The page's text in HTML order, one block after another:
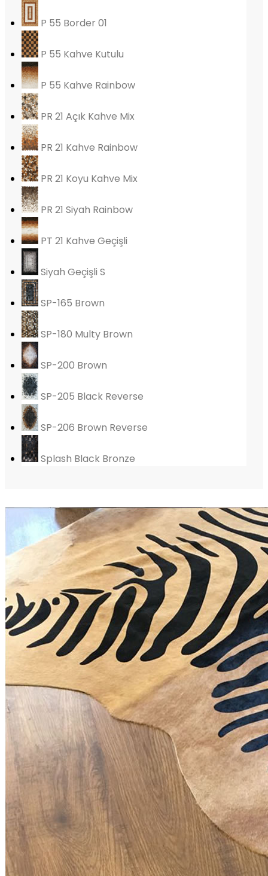
P 55 Border 01
P 55 Kahve Kutulu
P 55 Kahve Rainbow
PR 21 Açık Kahve Mix
PR 21 Kahve Rainbow
PR 21 Koyu Kahve Mix
PR 21 Siyah Rainbow
PT 21 Kahve Geçişli
Siyah Geçişli S
SP-165 Brown
SP-180 Multy Brown
SP-200 Brown
SP-205 Black Reverse
SP-206 Brown Reverse
Splash Black Bronze